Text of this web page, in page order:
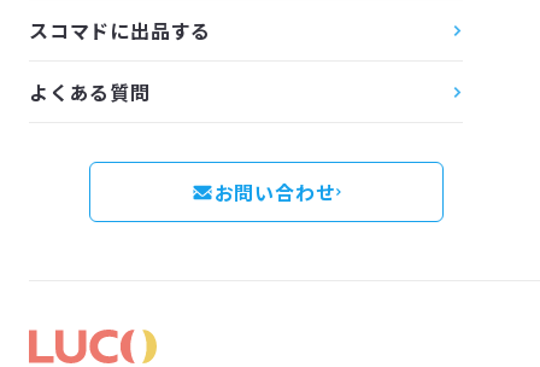
スコマドに出品する
よくある質問
お問い合わせ